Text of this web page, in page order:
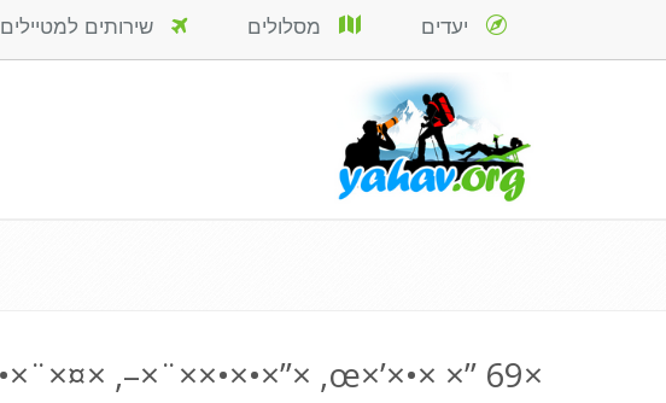
יעדים מסלולים שירותים למטיילים
×œ×’×•× ×” 69, ×”×•×•××¨×–, ×¤×¨×•.